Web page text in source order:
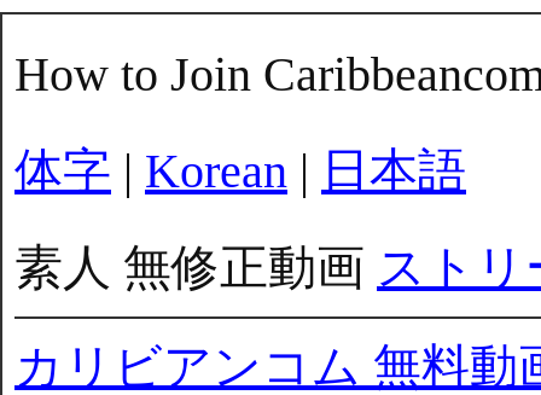
How to Join
体字 | Korean | 日本語
素人 無修正動画 ストリ
カリビアンコム 無料動